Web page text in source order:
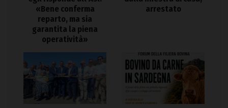
«Bene conferma
reparto, ma sia
garantita la piena
operatività»
arrestato